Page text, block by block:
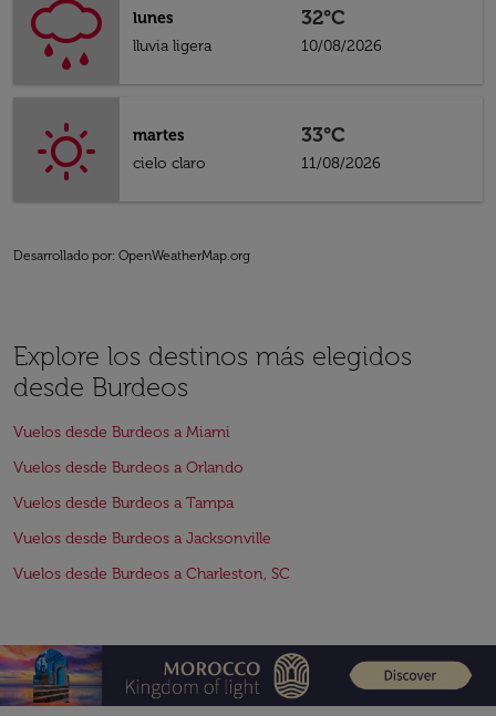
lunes
lluvia ligera
32°C
10/08/2026
martes
cielo claro
33°C
11/08/2026
Desarrollado por: OpenWeatherMap.org
Explore los destinos más elegidos
desde Burdeos
Vuelos desde Burdeos a Miami
Vuelos desde Burdeos a Orlando
Vuelos desde Burdeos a Tampa
Vuelos desde Burdeos a Jacksonville
Vuelos desde Burdeos a Charleston, SC